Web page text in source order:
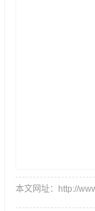
本文网址：http://